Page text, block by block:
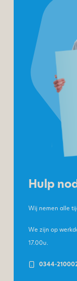
Hulp
Wij nemen alle
We zijn op
17.00u.
0344-